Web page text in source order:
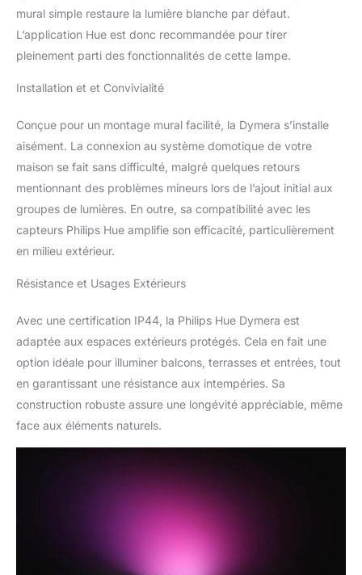
mural simple restaure la lumière blanche par défaut.
L’application Hue est donc recommandée pour tirer
pleinement parti des fonctionnalités de cette lampe.
Installation et et Convivialité
Conçue pour un montage mural facilité, la Dymera s’installe
aisément. La connexion au système domotique de votre
maison se fait sans difficulté, malgré quelques retours
mentionnant des problèmes mineurs lors de l’ajout initial aux
groupes de lumières. En outre, sa compatibilité avec les
capteurs Philips Hue amplifie son efficacité, particulièrement
en milieu extérieur.
Résistance et Usages Extérieurs
Avec une certification IP44, la Philips Hue Dymera est
adaptée aux espaces extérieurs protégés. Cela en fait une
option idéale pour illuminer balcons, terrasses et entrées, tout
en garantissant une résistance aux intempéries. Sa
construction robuste assure une longévité appréciable, même
face aux éléments naturels.